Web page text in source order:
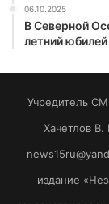
06.10.2025
В Северной
летний юбилей
Учредитель
Хaчeтлoв
издание